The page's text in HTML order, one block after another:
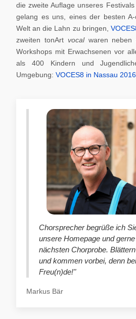
die zweite Auflage unseres
gelang es uns, eines der besten
Welt an die Lahn zu bringen,
zweiten tonArt vocalwaren neben
Workshops mit Erwachsenen vor
als 400 Kindern und
Umgebung: VOCES8 in Nassau 2016
Chorsprecher begrüße ich
unsere Homepage und
nächsten Chorprobe.
und kommen vorbei, denn
Freu(n)de!"
Markus Bär